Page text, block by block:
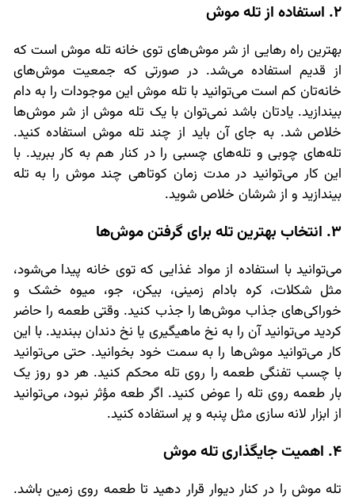
2. استفاده از تله موش
بهترین راه رهایی از شر موش‌های توی خانه تله موش است که
از قدیم استفاده می‌شد. در صورتی که جمعیت موش‌های
خانه‌تان کم است می‌توانید با تله موش این موجودات را به دام
بیندازید. یادتان باشد نمی‌توان با یک تله موش از شر موش‌ها
خلاص شد. به جای آن باید از چند تله موش استفاده کنید.
تله‌های چوبی و تله‌های چسبی را در کنار هم به کار ببرید. با
این کار می‌توانید در مدت زمان کوتاهی چند موش را به تله
بیندازید و از شرشان خلاص شوید.
3. انتخاب بهترین تله برای گرفتن موش‌ها
می‌توانید با استفاده از مواد غذایی که توی خانه پیدا می‌شود،
مثل شکلات، کره بادام زمینی، بیکن، جو، میوه خشک و
خوراکی‌های جذاب موش‌ها را جذب کنید. وقتی طعمه را حاضر
کردید می‌توانید آن را به نخ ماهیگیری یا نخ دندان ببندید. با این
کار می‌توانید موش‌ها را به سمت خود بخوانید. حتی می‌توانید
با چسب تفنگی طعمه را روی تله محکم کنید. هر دو روز یک
بار طعمه روی تله را عوض کنید. اگر طعه مؤثر نبود، می‌توانید
از ابزار لانه سازی مثل پنبه و پر استفاده کنید.
4. اهمیت جایگذاری تله موش
تله موش را در کنار دیوار قرار دهید تا طعمه روی زمین باشد.